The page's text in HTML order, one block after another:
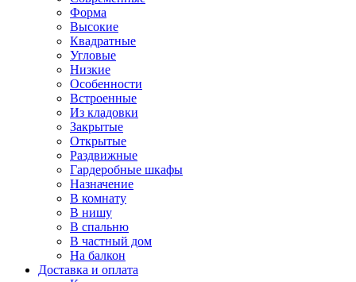
Форма
Высокие
Квадратные
Угловые
Низкие
Особенности
Встроенные
Из кладовки
Закрытые
Открытые
Раздвижные
Гардеробные шкафы
Назначение
В комнату
В нишу
В спальню
В частный дом
На балкон
Доставка и оплата